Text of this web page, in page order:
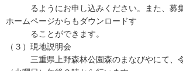
るようにお申し込みください。また、募集
ホームページからもダウンロードす
ることができます。
（３）現地説明会
三重県上野森林公園森のまなびやにて、令